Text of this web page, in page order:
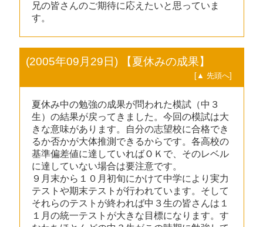
兄の皆さんのご期待に応えたいと思っていま
す。
(2005年09月29日) 【夏休みの成果】
[▲ 先頭へ]
夏休み中の勉強の成果が問われた模試（中３
生）の結果が戻ってきました。今回の模試は大
きな意味があります。自分の志望校に合格でき
るか否かが大体推測できるからです。各高校の
基準偏差値に達していればＯＫで、そのレベル
に達していない場合は要注意です。
９月末から１０月初旬にかけて中学により実力
テストや期末テストが行われています。そして
それらのテストが終われば中３生の皆さんは１
１月の統一テストが大きな目標になります。す